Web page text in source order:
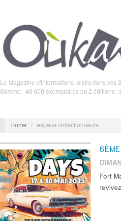
Le Magazine d'informations loisirs dans vos
Somme - 40 000 exemplaires en 2 éditions :
Home / espace collectionneurs
Fort